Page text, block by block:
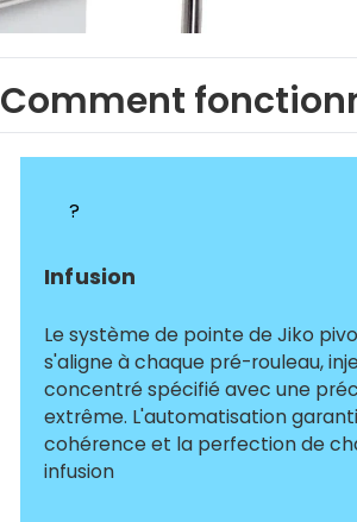
Comment
?
Infusion
Le système de pointe de Jiko
s'aligne à chaque pré-rouleau,
concentré spécifié avec une
extrême. L'automatisation
cohérence et la perfection de
infusion